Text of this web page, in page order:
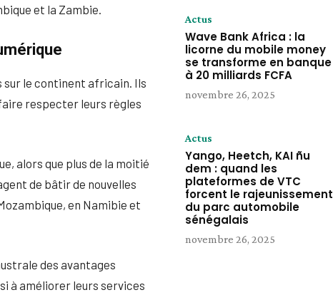
et la Zambie.
sur le continent africain. Ils
respecter leurs règles
alors que plus de la moitié
de bâtir de nouvelles
en Namibie et
des avantages
à améliorer leurs services
Actus
Wave Bank Africa : la
licorne du mobile money
se transforme en banque
à 20 milliards FCFA
novembre 26, 2025
Actus
Yango, Heetch, KAI ñu
dem : quand les
plateformes de VTC
forcent le rajeunissement
du parc automobile
sénégalais
novembre 26, 2025